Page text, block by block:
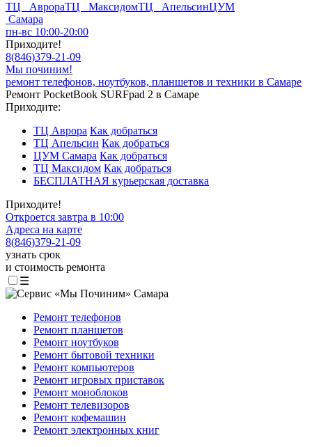
ТЦ АврораТЦ МаксидомТЦ АпельсинЦУМ
Самара
пн-вс 10:00-20:00
Приходите!
8(846)379-21-09
Мы починим!
ремонт телефонов, ноутбуков, планшетов и техники в Самаре
Ремонт PocketBook SURFpad 2 в Самаре
Приходите:
ТЦ Аврора Как добраться
ТЦ Апельсин Как добраться
ЦУМ Самара Как добраться
ТЦ Максидом Как добраться
БЕСПЛАТНАЯ курьерская доставка
Приходите!
Откроется завтра в 10:00
Адреса на карте
8(846)379-21-09
узнать срок
и стоимость ремонта
☰
Ремонт телефонов
Ремонт планшетов
Ремонт ноутбуков
Ремонт бытовой техники
Ремонт компьютеров
Ремонт игровых приставок
Ремонт моноблоков
Ремонт телевизоров
Ремонт кофемашин
Ремонт электронных книг